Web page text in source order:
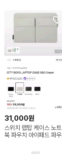
31,000원
스위치 랩탑 케이스 노트
북 파우치 아이패드 파우